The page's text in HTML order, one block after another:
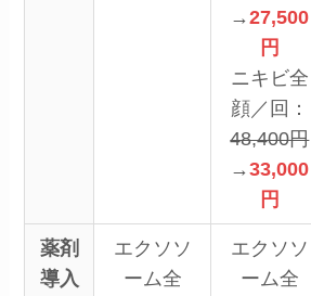
→27,500
円
ニキビ全
顔／回：
48,400円
→33,000
円
薬剤
導入
エクソソ
ーム全
エクソソ
ーム全